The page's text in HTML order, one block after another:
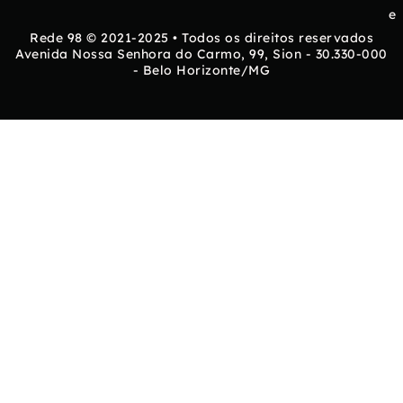
e
Rede 98 © 2021-2025 • Todos os direitos reservados
Avenida Nossa Senhora do Carmo, 99, Sion - 30.330-000
- Belo Horizonte/MG